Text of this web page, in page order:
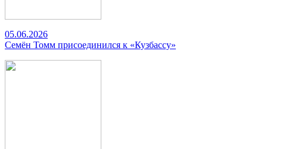
05.06.2026
Семён Томм присоединился к «Кузбассу»